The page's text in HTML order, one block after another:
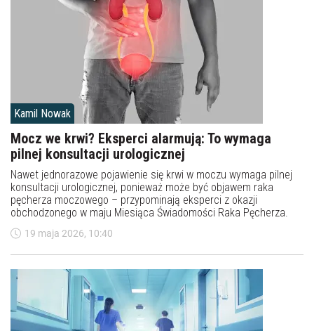
Kamil Nowak
Mocz we krwi? Eksperci alarmują: To wymaga
pilnej konsultacji urologicznej
Nawet jednorazowe pojawienie się krwi w moczu wymaga pilnej
konsultacji urologicznej, ponieważ może być objawem raka
pęcherza moczowego – przypominają eksperci z okazji
obchodzonego w maju Miesiąca Świadomości Raka Pęcherza.
19 maja 2026, 10:40